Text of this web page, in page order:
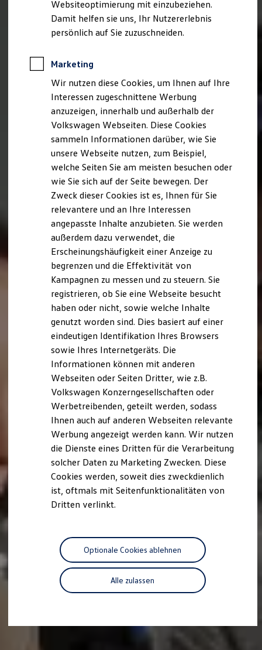
Elektrofahrzeugkonzepte
ID. EVERY1
Reichweite
Rekuperation
Laden unterwegs
Laden Zuhause
Ladestationen finden
Ladezeitensimulator
Batterie
Sicherheit
Nachhaltigkeit
Technologie
Kosten und Kauf
Kaufoptionen
E-Auto-Förderung
Software und Konnektivität
Die ID. Software 6
ID. Software Versionen und Updates
Digitale Extras
Schnittstellen zu Ihrem ID.
Hybridautos
Marke und Erlebnis
Volkswagen R und R Experience
R-Modelle
R Experience
Driving Experience
Volkswagen entdecken
Werkbesichtigung
Lifestyle Shop
T-Roc Kollektion
Golf Kollektion
ID. Kollektion
Volkswagen Kollektion
R-Kollektion
GTI Kollektion
Fußball Drop
we drive football
#wedriveproud
Besitzer und Service
Software Updates
Service und Ersatzteile
Motorenöl und Flüssigkeiten
Räder und Reifen
Pannen- und Unfallhilfe
Economy Service
Volkswagen Teile
Zubehör
Entertainment und Elektronik
Websiteoptimierung mit einzubeziehen.
Damit helfen sie uns, Ihr Nutzererlebnis
persönlich auf Sie zuzuschneiden.
Marketing
Wir nutzen diese Cookies, um Ihnen auf Ihre
Interessen zugeschnittene Werbung
anzuzeigen, innerhalb und außerhalb der
Volkswagen Webseiten. Diese Cookies
sammeln Informationen darüber, wie Sie
unsere Webseite nutzen, zum Beispiel,
welche Seiten Sie am meisten besuchen oder
wie Sie sich auf der Seite bewegen. Der
Zweck dieser Cookies ist es, Ihnen für Sie
relevantere und an Ihre Interessen
angepasste Inhalte anzubieten. Sie werden
außerdem dazu verwendet, die
Erscheinungshäufigkeit einer Anzeige zu
begrenzen und die Effektivität von
Kampagnen zu messen und zu steuern. Sie
registrieren, ob Sie eine Webseite besucht
haben oder nicht, sowie welche Inhalte
genutzt worden sind. Dies basiert auf einer
eindeutigen Identifikation Ihres Browsers
sowie Ihres Internetgeräts. Die
Informationen können mit anderen
Webseiten oder Seiten Dritter, wie z.B.
Volkswagen Konzerngesellschaften oder
Werbetreibenden, geteilt werden, sodass
Ihnen auch auf anderen Webseiten relevante
Werbung angezeigt werden kann. Wir nutzen
die Dienste eines Dritten für die Verarbeitung
solcher Daten zu Marketing Zwecken. Diese
Cookies werden, soweit dies zweckdienlich
ist, oftmals mit Seitenfunktionalitäten von
Dritten verlinkt.
Alle zulassen
Optionale Cookies ablehnen